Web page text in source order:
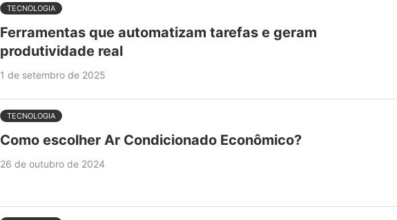
TECNOLOGIA
Ferramentas que automatizam tarefas e geram
produtividade real
1 de setembro de 2025
TECNOLOGIA
Como escolher Ar Condicionado Econômico?
26 de outubro de 2024